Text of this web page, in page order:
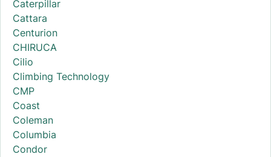
Caterpillar
Cattara
Centurion
CHIRUCA
Cilio
Climbing Technology
CMP
Coast
Coleman
Columbia
Condor